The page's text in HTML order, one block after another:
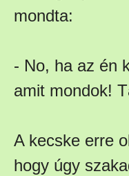
mondta:
- No, ha az én
amit mondok!
A kecske erre
hogy úgy